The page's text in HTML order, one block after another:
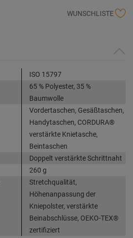
WUNSCHLISTE
ISO 15797
65 % Polyester, 35 %
Baumwolle
Vordertaschen, Gesäßtaschen,
Handytaschen, CORDURA®
verstärkte Knietasche,
Beintaschen
Doppelt verstärkte Schrittnaht
260 g
Stretchqualität,
Höhenanpassung der
Kniepolster, verstärkte
Beinabschlüsse, OEKO-TEX®
zertifiziert